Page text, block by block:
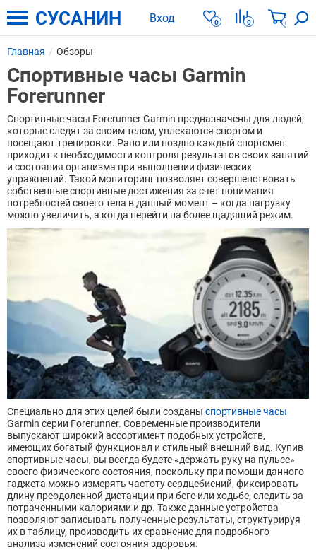
Вход 0 0 0
СУСАНИН
Главная Обзоры
Cпортивные часы Garmin
Forerunner
Спортивные часы Forerunner Garmin предназначены для людей,
которые следят за своим телом, увлекаются спортом и
посещают тренировки. Рано или поздно каждый спортсмен
приходит к необходимости контроля результатов своих занятий
и состояния организма при выполнении физических
упражнений. Такой мониторинг позволяет совершенствовать
собственные спортивные достижения за счет понимания
потребностей своего тела в данный момент – когда нагрузку
можно увеличить, а когда перейти на более щадящий режим.
Специально для этих целей были созданы спортивные часы
Garmin серии Forerunner. Современные производители
выпускают широкий ассортимент подобных устройств,
имеющих богатый функционал и стильный внешний вид. Купив
спортивные часы, вы всегда будете «держать руку на пульсе»
своего физического состояния, поскольку при помощи данного
гаджета можно измерять частоту сердцебиений, фиксировать
длину преодоленной дистанции при беге или ходьбе, следить за
потраченными калориями и др. Также данные устройства
позволяют записывать полученные результаты, структурируя
их в таблицу, производить их сравнение для подробного
анализа изменений состояния здоровья.